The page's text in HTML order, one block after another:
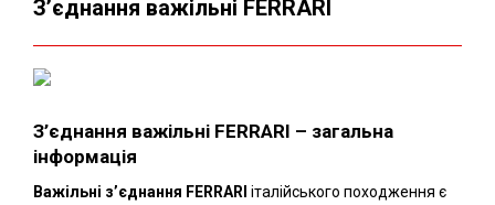
З’єднання важільні FERRARI
З’єднання важільні FERRARI – загальна
інформація
Важільні з’єднання FERRARI італійського походження є